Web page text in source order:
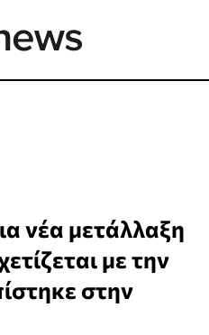
νέα μετάλλαξη
με την
στην